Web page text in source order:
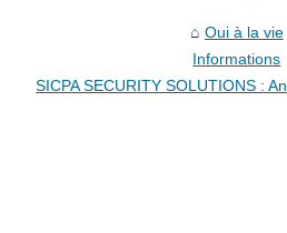
Oui à la vie
Informations
SICPA SECURITY SOLUTIONS :